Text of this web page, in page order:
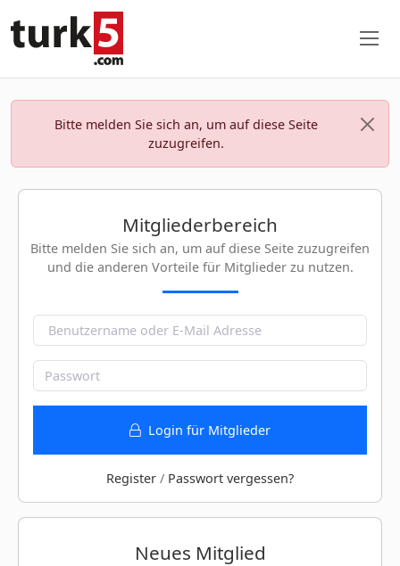
Bitte melden Sie sich an, um auf diese Seite
zuzugreifen.
Mitgliederbereich
Bitte melden Sie sich an, um auf diese Seite zuzugreifen
und die anderen Vorteile für Mitglieder zu nutzen.
Login für Mitglieder
Register / Passwort vergessen?
Neues Mitglied